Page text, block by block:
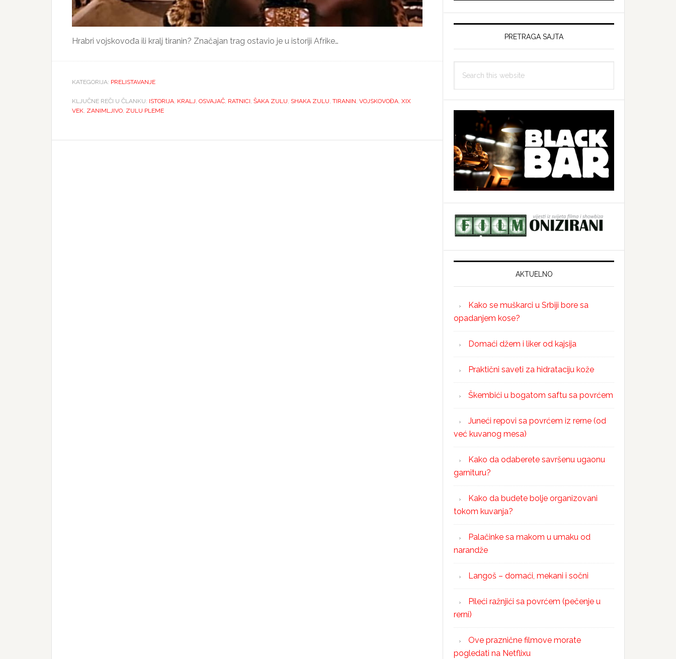
Hrabri vojskovođa ili kralj tiranin? Značajan trag ostavio je u istoriji Afrike…
KATEGORIJA: PRELISTAVANJE
KLJUČNE REČI U ČLANKU: ISTORIJA KRALJ OSVAJAČ RATNICI ŠAKA ZULU SHAKA ZULU TIRANIN VOJSKOVOĐA XIX
VEK ZANIMLJIVO ZULU PLEME
PRETRAGA SAJTA
this
AKTUELNO
Kako se muškarci u Srbiji bore sa
opadanjem kose?
Domaći džem i liker od kajsija
Praktični saveti za hidrataciju kože
Škembići u bogatom saftu sa povrćem
Juneći repovi sa povrćem iz rerne (od
već kuvanog mesa)
Kako da odaberete savršenu ugaonu
garnituru?
Kako da budete bolje organizovani
tokom kuvanja?
Palačinke sa makom u umaku od
narandže
Langoš – domaći, mekani i sočni
Pileći ražnjići sa povrćem (pečenje u
rerni)
Ove praznične filmove morate
pogledati na Netflixu